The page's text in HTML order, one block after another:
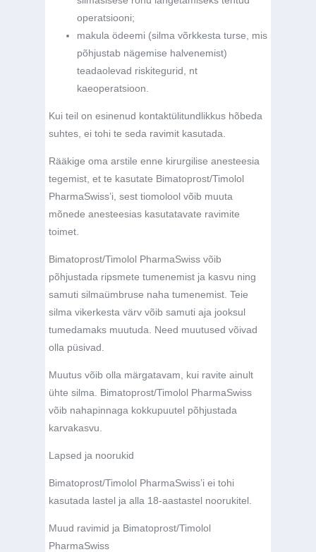
operatsiooni;
makula ödeemi (silma võrkkesta turse, mis
põhjustab nägemise halvenemist)
teadaolevad riskitegurid, nt
kaeoperatsioon.
Kui teil on esinenud kontaktülitundlikkus hõbeda
suhtes, ei tohi te seda ravimit kasutada.
Rääkige oma arstile enne kirurgilise anesteesia
tegemist, et te kasutate Bimatoprost/Timolol
PharmaSwiss’i, sest tiomolool võib muuta
mõnede anesteesias kasutatavate ravimite
toimet.
Bimatoprost/Timolol PharmaSwiss võib
põhjustada ripsmete tumenemist ja kasvu ning
samuti silmaümbruse naha tumenemist. Teie
silma vikerkesta värv võib samuti aja jooksul
tumedamaks muutuda. Need muutused võivad
olla püsivad.
Muutus võib olla märgatavam, kui ravite ainult
ühte silma. Bimatoprost/Timolol PharmaSwiss
võib nahapinnaga kokkupuutel põhjustada
karvakasvu.
Lapsed ja noorukid
Bimatoprost/Timolol PharmaSwiss’i ei tohi
kasutada lastel ja alla 18-aastastel noorukitel.
Muud ravimid ja Bimatoprost/Timolol
PharmaSwiss